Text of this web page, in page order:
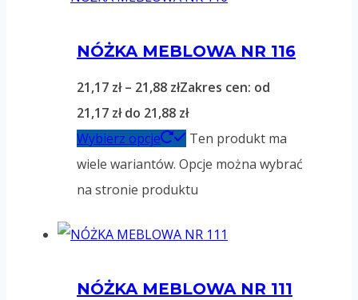
NÓŻKA MEBLOWA NR 116
21,17 zł – 21,88 złZakres cen: od
21,17 zł do 21,88 zł
Wybierz opcje
Ten produkt ma
wiele wariantów. Opcje można wybrać
na stronie produktu
NÓŻKA MEBLOWA NR 111